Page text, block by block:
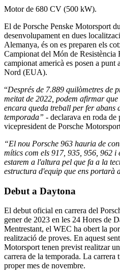
Motor de 680 CV (500 kW).
El de Porsche Penske Motorsport
desenvolupament en dues
Alemanya, és on es preparen els
Campionat del Món de Resistència
campionat americà es posen a
Nord (EUA).
“Després de 7.889 quilòmetres de
meitat de 2022, podem afirmar
encara queda treball per fer abans
temporada” - declarava en roda de
vicepresident de Porsche
“El nou Porsche 963 hauria de
mítics com els 917, 935, 956, 962
estarem a l'altura pel que fa a la
estructura d'equip que ens portarà
Debut a Daytona
El debut oficial en carrera del
gener de 2023 en les 24 Hores de
Mentrestant, el WEC ha obert la
realització de proves. En aquest
Motorsport tenen previst realitzar
carrera de la temporada. La carrera
proper mes de novembre.